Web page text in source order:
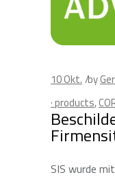
10Okt. by
· products,
SIS wurde